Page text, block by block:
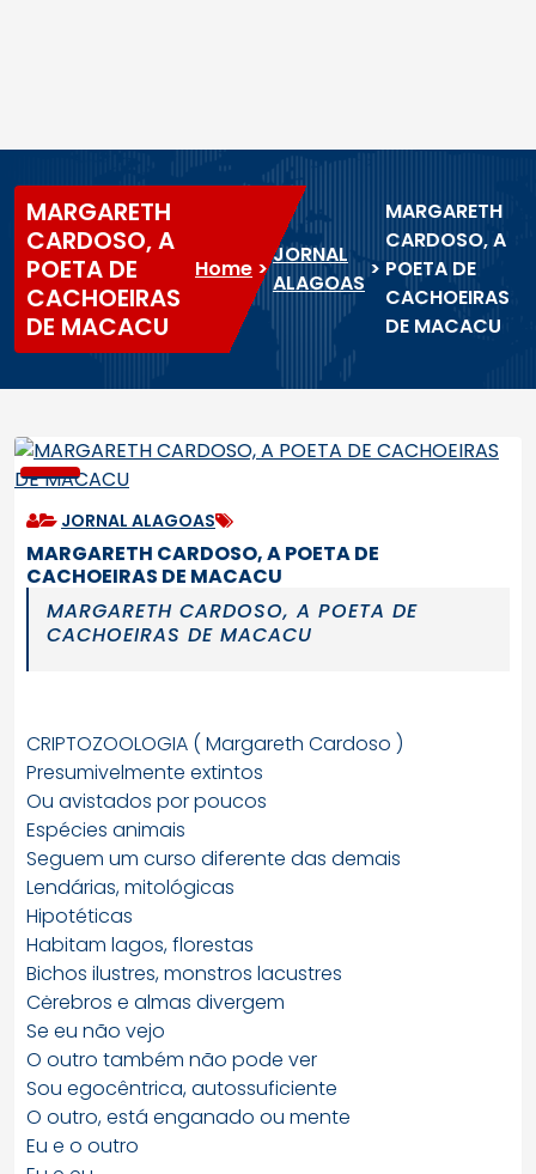
MARGARETH
CARDOSO, A
POETA DE
CACHOEIRAS
DE MACACU
Home >
JORNAL
ALAGOAS
>
MARGARETH
CARDOSO, A
POETA DE
CACHOEIRAS
DE MACACU
JORNAL ALAGOAS
MARGARETH CARDOSO, A POETA DE
CACHOEIRAS DE MACACU
MARGARETH CARDOSO, A POETA DE
CACHOEIRAS DE MACACU
CRIPTOZOOLOGIA ( Margareth Cardoso )
Presumivelmente extintos
Ou avistados por poucos
Espécies animais
Seguem um curso diferente das demais
Lendárias, mitológicas
Hipotéticas
Habitam lagos, florestas
Bichos ilustres, monstros lacustres
Cėrebros e almas divergem
Se eu não vejo
O outro também não pode ver
Sou egocêntrica, autossuficiente
O outro, está enganado ou mente
Eu e o outro